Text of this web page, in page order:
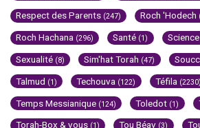
Respect des Parents (247) Roch 'Hodech
Roch Hachana (296) Santé (1)
Sexualité (8) Sim'hat Torah (47)
Talmud (1) Techouva (122) Téfila (2230)
Temps Messianique (124) Toledot (1)
Torah-Box & vous (1) Tou Béav (3)